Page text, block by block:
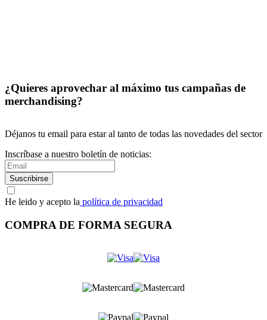
¿Quieres aprovechar al máximo tus campañas de
merchandising?
Déjanos tu email para estar al tanto de todas las novedades del sector
Inscríbase a nuestro boletín de noticias:
Suscribirse
He leido y acepto la política de privacidad
COMPRA DE FORMA SEGURA